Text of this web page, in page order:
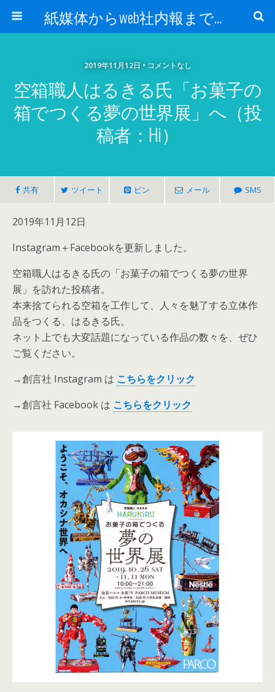
紙媒体からweb社内報まで 社内報制作会社 創言社：東京都千代田区飯田橋駅から１分
2019年11月12日 • コメントなし
空箱職人はるきる氏「お菓子の
箱でつくる夢の世界展」へ（投
稿者：Hi）
共有 ツイート ピン メール SMS
2019年11月12日
Instagram＋Facebookを更新しました。
空箱職人はるきる氏の「お菓子の箱でつくる夢の世界
展」を訪れた投稿者。
本来捨てられる空箱を工作して、人々を魅了する立体作
品をつくる、はるきる氏。
ネット上でも大変話題になっている作品の数々を、ぜひ
ご覧ください。
→創言社 Instagram は こちらをクリック
→創言社 Facebook は こちらをクリック